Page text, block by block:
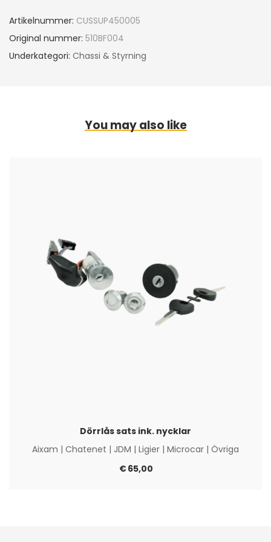
Artikelnummer: CUSSUP450005
Original nummer: 510BF004
Underkategori: Chassi & Styrning
You may also like
Dörrlås sats ink. nycklar
Aixam | Chatenet | JDM | Ligier | Microcar | Övriga
€65,00